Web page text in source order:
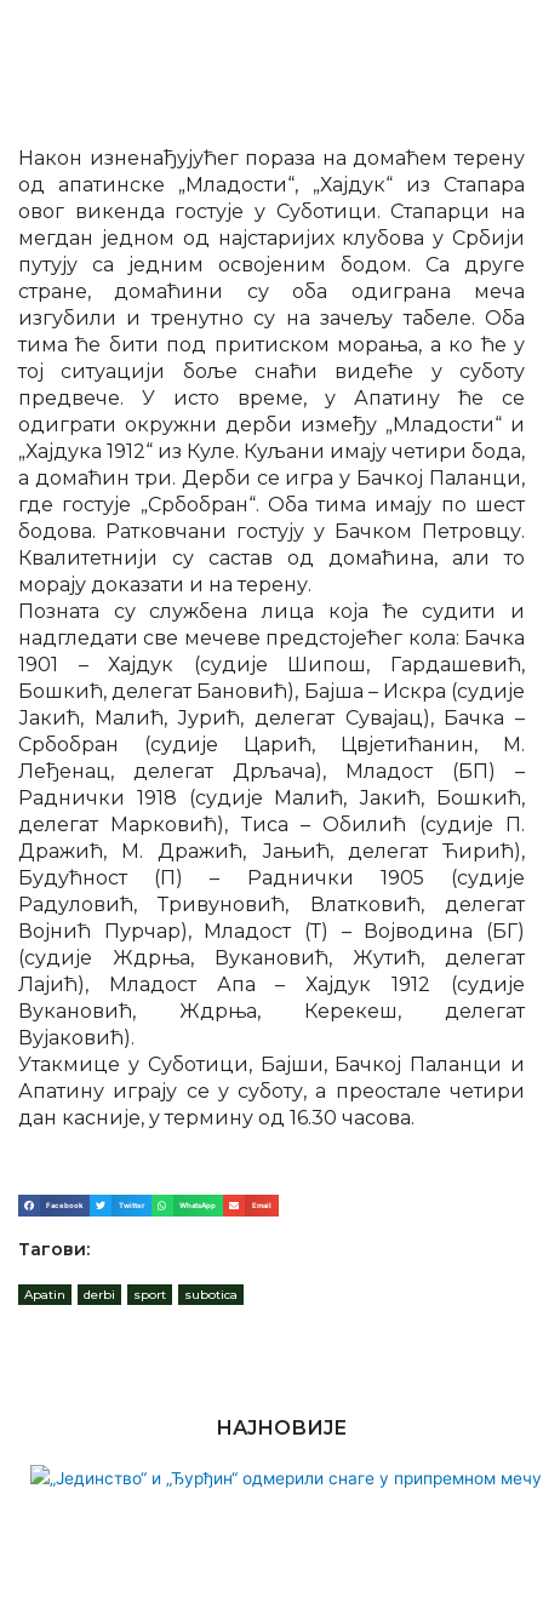
Након изненађујућег пораза на домаћем терену
од апатинске „Младости“, „Хајдук“ из Стапара
овог викенда гостује у Суботици. Стапарци на
мегдан једном од најстаријих клубова у Србији
путују са једним освојеним бодом. Са друге
стране, домаћини су оба одиграна меча
изгубили и тренутно су на зачељу табеле. Оба
тима ће бити под притиском морања, а ко ће у
тој ситуацији боље снаћи видеће у суботу
предвече. У исто време, у Апатину ће се
одиграти окружни дерби између „Младости“ и
„Хајдука 1912“ из Куле. Куљани имају четири бода,
а домаћин три. Дерби се игра у Бачкој Паланци,
где гостује „Србобран“. Оба тима имају по шест
бодова. Ратковчани гостују у Бачком Петровцу.
Квалитетнији су састав од домаћина, али то
морају доказати и на терену.
Позната су службена лица која ће судити и
надгледати све мечеве предстојећег кола: Бачка
1901 – Хајдук (судије Шипош, Гардашевић,
Бошкић, делегат Бановић), Бајша – Искра (судије
Јакић, Малић, Јурић, делегат Сувајац), Бачка –
Србобран (судије Царић, Цвјетићанин, М.
Леђенац, делегат Дрљача), Младост (БП) –
Раднички 1918 (судије Малић, Јакић, Бошкић,
делегат Марковић), Тиса – Обилић (судије П.
Дражић, М. Дражић, Јањић, делегат Ћирић),
Будућност (П) – Раднички 1905 (судије
Радуловић, Тривуновић, Влатковић, делегат
Војнић Пурчар), Младост (Т) – Војводина (БГ)
(судије Ждрња, Вукановић, Жутић, делегат
Лајић), Младост Апа – Хајдук 1912 (судије
Вукановић, Ждрња, Керекеш, делегат
Вујаковић).
Утакмице у Суботици, Бајши, Бачкој Паланци и
Апатину играју се у суботу, а преостале четири
дан касније, у термину од 16.30 часова.
Facebook Twitter WhatsApp Email
Тагови:
Apatin derbi sport subotica
НАЈНОВИЈЕ